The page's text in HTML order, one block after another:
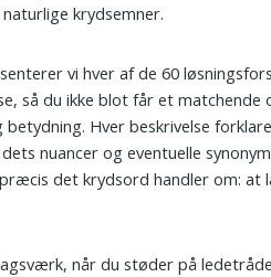
krydsemner.
vi hver af de 60
så du ikke blot får et matchende
Hver beskrivelse
nuancer og eventuelle
det krydsord handler om: at
når du støder på